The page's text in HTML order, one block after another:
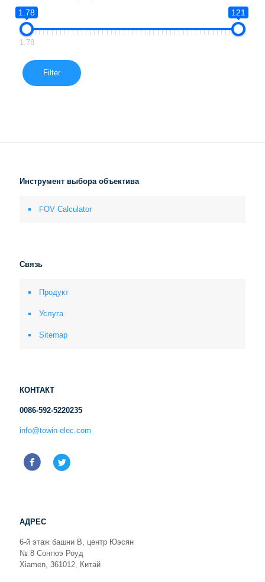
1.78
121
1.78
Filter
Инструмент выбора объектива
FOV Calculator
Связь
Продукт
Услуга
Sitemap
КОНТАКТ
0086-592-5220235
info@towin-elec.com
АДРЕС
6-й этаж башни B, центр Юэсян
№ 8 Сонгюэ Роуд
Xiamen, 361012, Китай